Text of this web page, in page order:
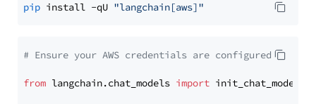
pip install -qU "langchain[aws]"
# Ensure your AWS credentials are configured
from langchain.chat_models import init_chat_model